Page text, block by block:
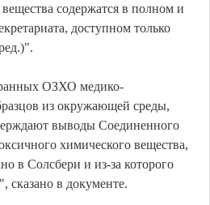
содержатся в полном и
доступном только
ОЗХО медико-
из окружающей среды,
выводы Соединенного
химического вещества,
в Солсбери и из-за которого
сказано в документе.